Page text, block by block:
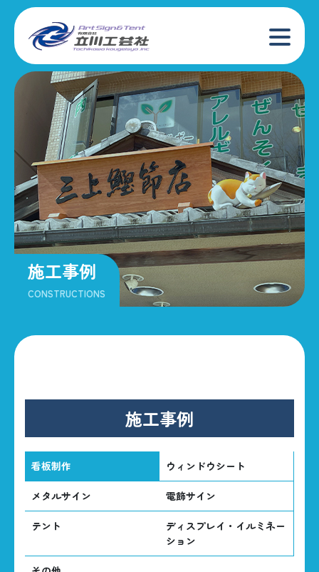
施工事例
CONSTRUCTIONS
施工事例
看板制作 ウィンドウシート
メタルサイン 電飾サイン
テント
ディスプレイ・イルミネー
ション